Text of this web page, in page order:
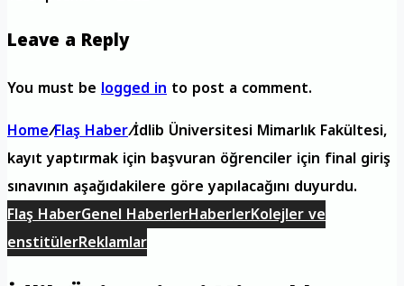
Leave a Reply
You must belogged into post a comment.
Home/Flaş Haber/İdlib Üniversitesi Mimarlık Fakültesi,
kayıt yaptırmak için başvuran öğrenciler için final giriş
sınavının aşağıdakilere göre yapılacağını duyurdu.
Flaş HaberGenel HaberlerHaberlerKolejler ve
enstitülerReklamlar